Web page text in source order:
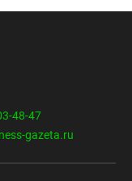
48-47
gazeta.ru